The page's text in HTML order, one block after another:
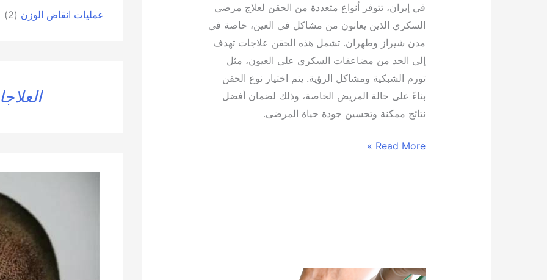
في إيران، تتوفر أنواع متعددة من الحقن لعلاج مرضى
السكري الذين يعانون من مشاكل في العين، خاصة في
مدن شيراز وطهران. تشمل هذه الحقن علاجات تهدف
إلى الحد من مضاعفات السكري على العيون، مثل
تورم الشبكية ومشاكل الرؤية. يتم اختيار نوع الحقن
بناءً على حالة المريض الخاصة، وذلك لضمان أفضل
نتائج ممكنة وتحسين جودة حياة المرضى.
Read More »
ما
عمليات انقاض الوزن (2)